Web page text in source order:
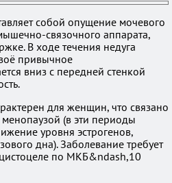
собой опущение мочевого
связочного аппарата,
В ходе течения недуга
привычное
вниз с передней стенкой
для женщин, что связано
(в эти периоды
уровня эстрогенов,
дна). Заболевание требует
по МКБ&ndash,10